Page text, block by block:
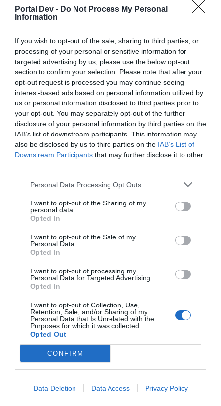
Portal Dev - Do Not Process My Personal
Information
If you wish to opt-out of the sale, sharing to third parties, or
processing of your personal or sensitive information for
targeted advertising by us, please use the below opt-out
section to confirm your selection. Please note that after your
opt-out request is processed you may continue seeing
interest-based ads based on personal information utilized by
us or personal information disclosed to third parties prior to
your opt-out. You may separately opt-out of the further
disclosure of your personal information by third parties on the
IAB’s list of downstream participants. This information may
also be disclosed by us to third parties on the IAB’s List of
Downstream Participants that may further disclose it to other
Personal Data Processing Opt Outs
I want to opt-out of the Sharing of my
personal data.
Opted In
I want to opt-out of the Sale of my
Personal Data.
Opted In
I want to opt-out of processing my
Personal Data for Targeted Advertising.
Opted In
I want to opt-out of Collection, Use,
Retention, Sale, and/or Sharing of my
Personal Data that Is Unrelated with the
Purposes for which it was collected.
Opted Out
CONFIRM
Data Deletion Data Access Privacy Policy
Zappelphilipp.........
lissy_kindund thriftshop gefällt dies.
thriftshop
Lebende Forenlegende
Aschenputtel.........B
1 April 2026
lissy_kind
1 April 2026
*schokolade61* gefällt dies.
Cinderella.......D
undlissy_kind gefällt dies.